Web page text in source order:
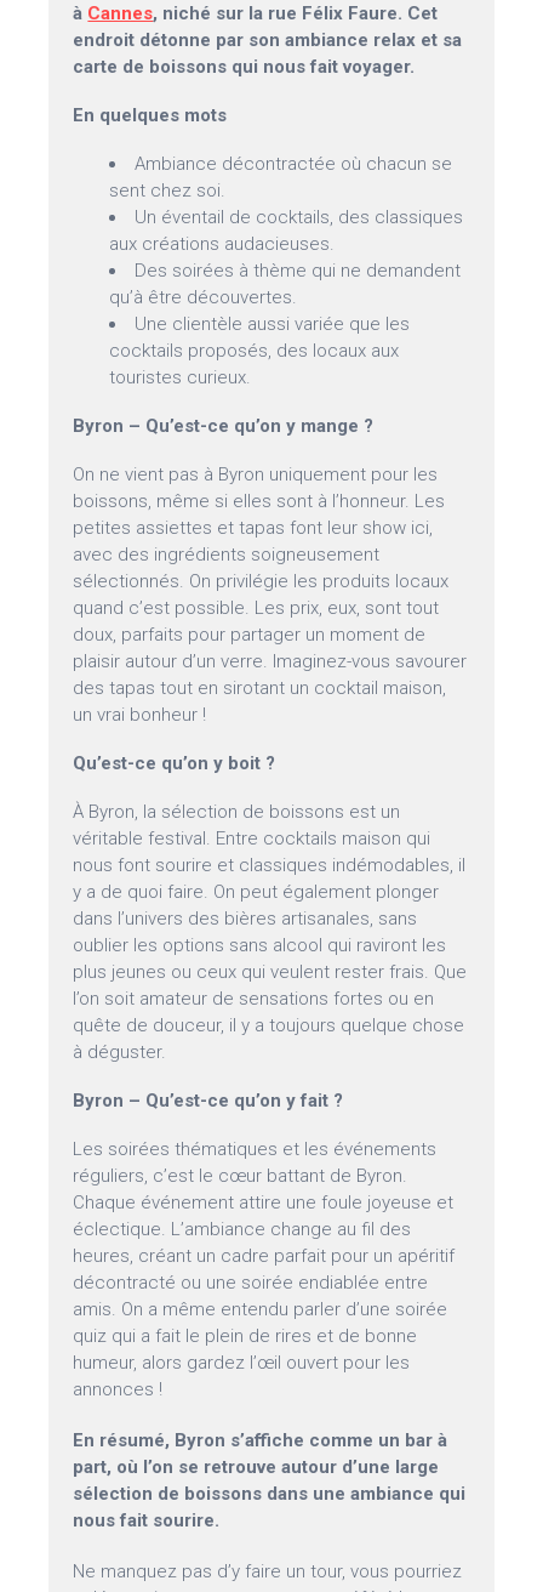
à Cannes, niché sur la rue Félix Faure. Cet
endroit détonne par son ambiance relax et sa
carte de boissons qui nous fait voyager.
En quelques mots
Ambiance décontractée où chacun se
sent chez soi.
Un éventail de cocktails, des classiques
aux créations audacieuses.
Des soirées à thème qui ne demandent
qu’à être découvertes.
Une clientèle aussi variée que les
cocktails proposés, des locaux aux
touristes curieux.
Byron – Qu’est-ce qu’on y mange ?
On ne vient pas à Byron uniquement pour les
boissons, même si elles sont à l’honneur. Les
petites assiettes et tapas font leur show ici,
avec des ingrédients soigneusement
sélectionnés. On privilégie les produits locaux
quand c’est possible. Les prix, eux, sont tout
doux, parfaits pour partager un moment de
plaisir autour d’un verre. Imaginez-vous savourer
des tapas tout en sirotant un cocktail maison,
un vrai bonheur !
Qu’est-ce qu’on y boit ?
À Byron, la sélection de boissons est un
véritable festival. Entre cocktails maison qui
nous font sourire et classiques indémodables, il
y a de quoi faire. On peut également plonger
dans l’univers des bières artisanales, sans
oublier les options sans alcool qui raviront les
plus jeunes ou ceux qui veulent rester frais. Que
l’on soit amateur de sensations fortes ou en
quête de douceur, il y a toujours quelque chose
à déguster.
Byron – Qu’est-ce qu’on y fait ?
Les soirées thématiques et les événements
réguliers, c’est le cœur battant de Byron.
Chaque événement attire une foule joyeuse et
éclectique. L’ambiance change au fil des
heures, créant un cadre parfait pour un apéritif
décontracté ou une soirée endiablée entre
amis. On a même entendu parler d’une soirée
quiz qui a fait le plein de rires et de bonne
humeur, alors gardez l’œil ouvert pour les
annonces !
En résumé, Byron s’affiche comme un bar à
part, où l’on se retrouve autour d’une large
sélection de boissons dans une ambiance qui
nous fait sourire.
Ne manquez pas d’y faire un tour, vous pourriez